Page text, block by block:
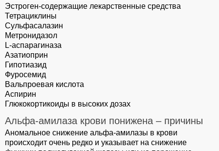
Эстроген-содержащие лекарственные средства
Тетрациклины
Сульфасалазин
Метронидазол
L-аспарагиназа
Азатиоприн
Гипотиазид
Фуросемид
Вальпроевая кислота
Аспирин
Глюкокортикоиды в высоких дозах
Альфа-амилаза крови понижена – причины
Аномальное снижение альфа-амилазы в крови
происходит очень редко и указывает на снижение